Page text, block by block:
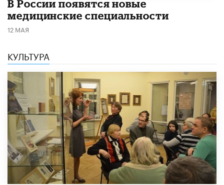
В России появятся новые
медицинские специальности
12 МАЯ
КУЛЬТУРА